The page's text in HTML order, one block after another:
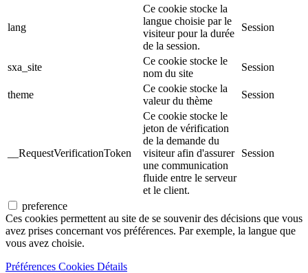
lang
Ce cookie stocke la
langue choisie par le
visiteur pour la durée
de la session.
Session
sxa_site
Ce cookie stocke le
nom du site
Session
theme
Ce cookie stocke la
valeur du thème
Session
__RequestVerificationToken
Ce cookie stocke le
jeton de vérification
de la demande du
visiteur afin d'assurer
une communication
fluide entre le serveur
et le client.
Session
preference
Ces cookies permettent au site de se souvenir des décisions que vous
avez prises concernant vos préférences. Par exemple, la langue que
vous avez choisie.
Préférences Cookies Détails